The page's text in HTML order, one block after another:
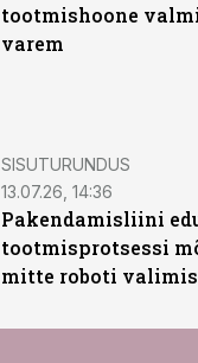
tootmishoone
varem
ST
SISUTURUNDUS
13.07.26, 14:36
Pakendamisliini
tootmisprotsessi
mitte roboti